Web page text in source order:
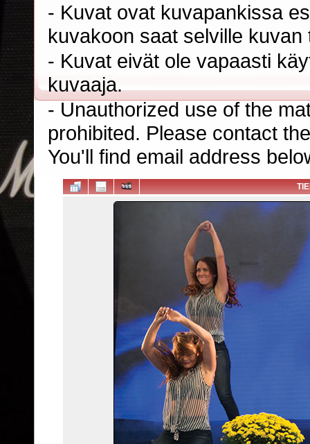
- Kuvat ovat kuvapankissa
kuvakoon saat selville
- Kuvat eivät ole vapaasti
kuvaaja.
- Unauthorized use of the
prohibited. Please contact
You'll find email address